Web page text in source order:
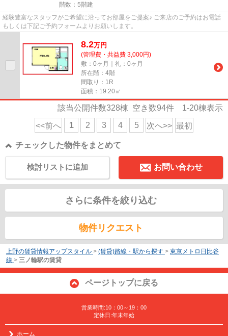
階数：5階建
経験豊富なスタッフがご希望に沿ってお部屋をご提案♪ ご来店のご予約はお電話
もしくは下記ご予約フォームよりお願いします。
8.2万円
(管理費・共益費 3,000円)
敷：0ヶ月｜礼：0ヶ月
所在階：4階
間取り：1R
面積：19.20㎡
該当公開件数328棟 空き数94件 1-20棟表示
<<前へ 1 2 3 4 5 次へ>> 最初
チェックした物件をまとめて
お問い合わせ
検討リストに追加
さらに条件を絞り込む
物件リクエスト
上野の賃貸情報アップスタイル > (賃貸)路線・駅から探す > 東京メトロ日比谷
線 > 三ノ輪駅の賃貸
ページトップに戻る
営業時間:10：00～19：00
定休日:年末年始
ホーム